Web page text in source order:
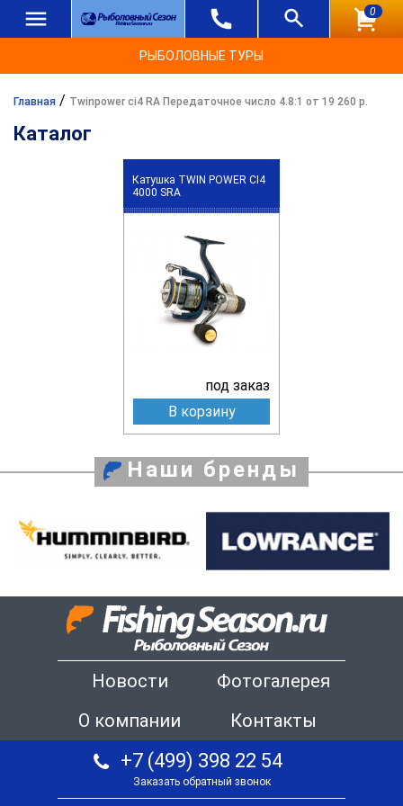
0
РЫБОЛОВНЫЕ ТУРЫ
Главная / Twinpower ci4 RA Передаточное число 4.8:1 от 19 260 р.
Каталог
Катушка TWIN POWER CI4
4000 SRA
под заказ
В корзину
Наши бренды
Новости
Фотогалерея
О компании
Контакты
+7 (499) 398 22 54
Заказать обратный звонок